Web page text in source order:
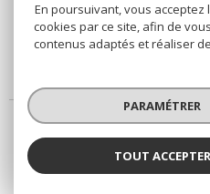
© 2026 | Tous droits réservés |
Nos Honoraires
Plan Du Site
En poursuivant, vous acceptez
cookies par ce site, afin de
contenus adaptés et réaliser
PARAMÉTRER
TOUT ACCEPTER